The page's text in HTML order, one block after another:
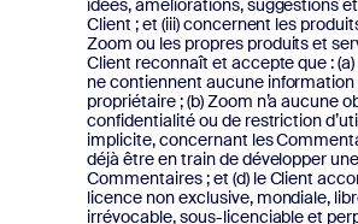
idées, améliorations, suggestions
Client ; et (iii) concernent les
Zoom ou les propres produits et
Client reconnaît et accepte que :
ne contiennent aucune
propriétaire ; (b) Zoom n’a aucune
confidentialité ou de restriction
implicite, concernant les
déjà être en train de développer
Commentaires ; et (d) le Client
licence non exclusive, mondiale,
irrévocable, sous-licenciable et